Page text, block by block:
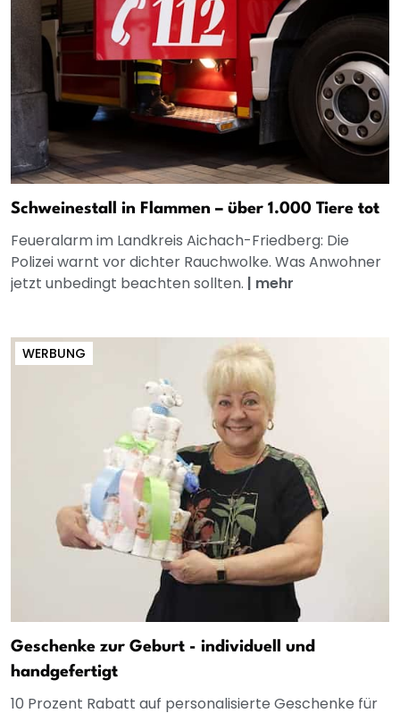
Schweinestall in Flammen – über 1.000 Tiere tot
Feueralarm im Landkreis Aichach-Friedberg: Die
Polizei warnt vor dichter Rauchwolke. Was Anwohner
jetzt unbedingt beachten sollten. | mehr
WERBUNG
Geschenke zur Geburt - individuell und
handgefertigt
10 Prozent Rabatt auf personalisierte Geschenke für